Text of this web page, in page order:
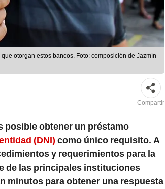
otorgan estos bancos. Foto: composición de Jazmín
Compartir
posible obtener un préstamo
(DNI) como único requisito. A
y requerimientos para la
de las principales instituciones
minutos para obtener una respuesta